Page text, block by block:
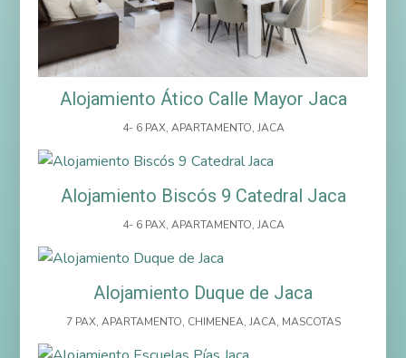
Alojamiento Ático Calle Mayor Jaca
4- 6 PAX, APARTAMENTO, JACA
Alojamiento Biscós 9 Catedral Jaca
4- 6 PAX, APARTAMENTO, JACA
Alojamiento Duque de Jaca
7 PAX, APARTAMENTO, CHIMENEA, JACA, MASCOTAS